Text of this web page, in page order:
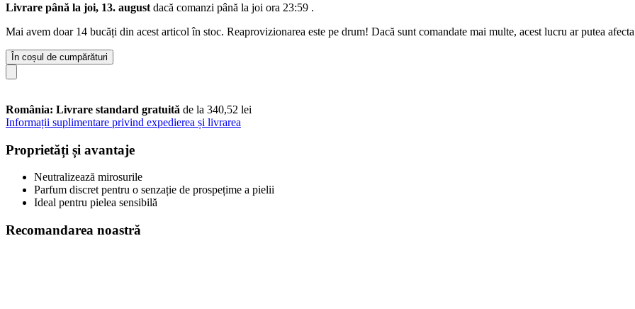
Livrare până la joi, 13. august dacă comanzi până la joi ora 23:59 .
Mai avem doar 14 bucăți din acest articol în stoc. Reaprovizionarea este pe drum! Dacă sunt comandate mai multe, acest lucru ar putea
În coșul de cumpărături
România: Livrare standard gratuită de la 340,52 lei
Informații suplimentare privind expedierea și livrarea
Proprietăți și avantaje
Neutralizează mirosurile
Parfum discret pentru o senzație de prospețime a pielii
Ideal pentru pielea sensibilă
Recomandarea noastră